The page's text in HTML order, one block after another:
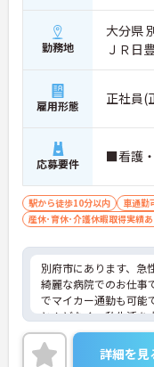
勤務地
大分県
ＪＲ日
雇用形態 正社員(
応募要件 ■看護
駅から徒歩10分以内 車通勤
産休･育休･介護休暇取得実績あ
別府市にあります、急
綺麗な病院でのお仕事
でマイカー通勤も可能
とんどなく、私生活を
くことができます。少
らお気軽にお問合せく
詳細を見